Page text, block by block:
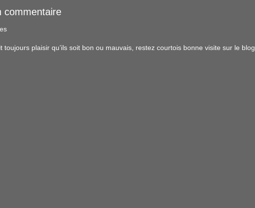
commentaire
toujours plaisir qu’ils soit bon ou mauvais, restez courtois bonne visite sur le blog.